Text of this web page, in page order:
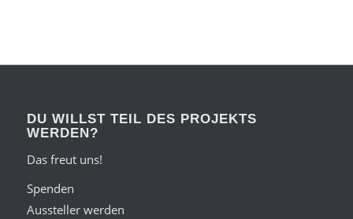
DU WILLST TEIL DES PROJEKTS
WERDEN?
Das freut uns!
Spenden
Aussteller werden